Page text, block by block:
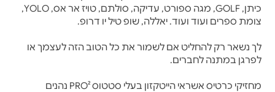
כיתן, GOLF, מגה ספורט, עדיקה, סולתם, טויז אר אס, YOLO,
צומת ספרים ועוד ועוד. יאללה, שופ טיל יו דרופ.
לך נשאר רק להחליט אם לשמור את כל הטוב הזה לעצמך או
לפרגן במתנה לחברים.
מחזיקי כרטיס אשראי הייטקזון בעלי סטטוס PRO² נהנים